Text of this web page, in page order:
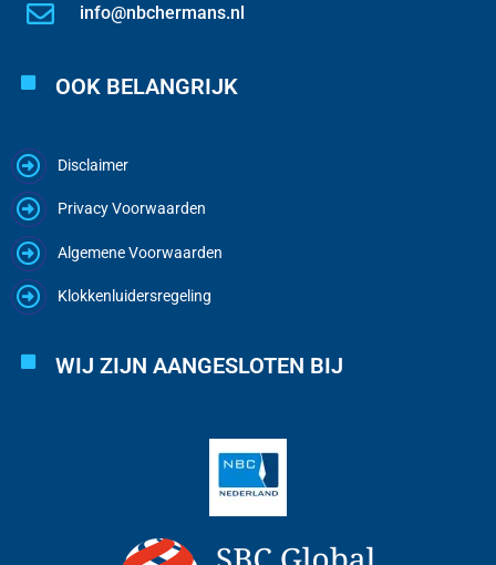
info@nbchermans.nl
OOK BELANGRIJK
Disclaimer
Privacy Voorwaarden
Algemene Voorwaarden
Klokkenluidersregeling
WIJ ZIJN AANGESLOTEN BIJ